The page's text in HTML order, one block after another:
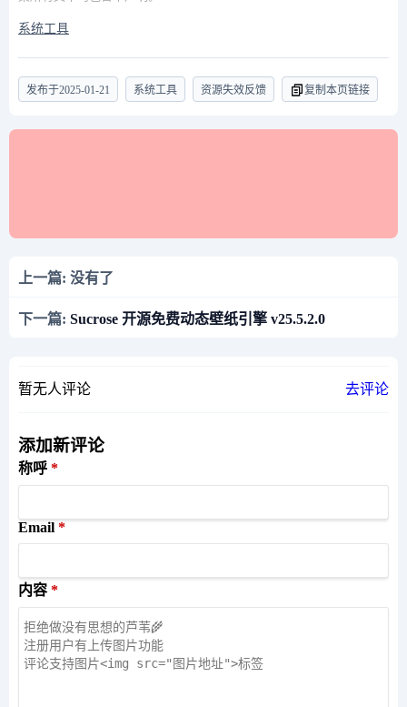
系统工具
发布于2025-01-21 系统工具 资源失效反馈 复制本页链接
上一篇: 没有了
下一篇: Sucrose 开源免费动态壁纸引擎 v25.5.2.0
暂无人评论 去评论
添加新评论
称呼
Email
内容